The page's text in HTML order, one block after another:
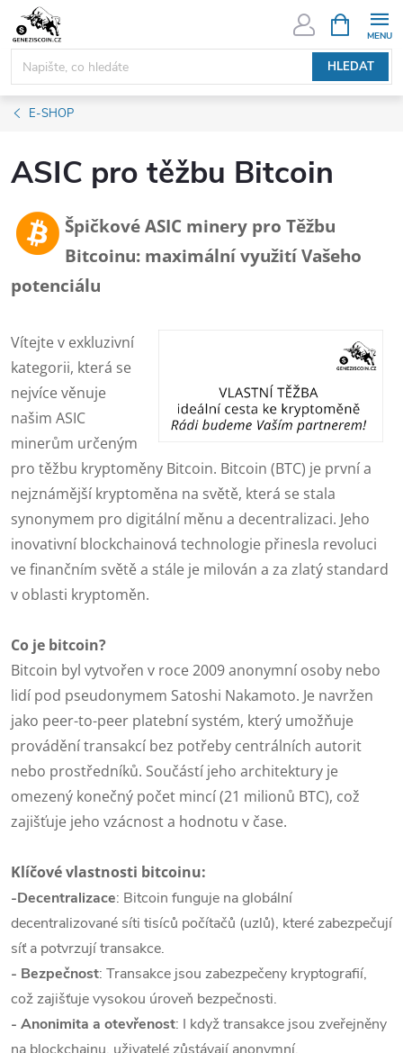
obsah
HLEDAT
NÁKUPNÍ
KOŠÍK
E-SHOP
ASIC pro těžbu Bitcoin
Špičkové ASIC minery pro Těžbu
Bitcoinu: maximální využití Vašeho
potenciálu
Vítejte v exkluzivní
kategorii, která se
nejvíce věnuje
našim ASIC
minerům určeným
pro těžbu kryptoměny Bitcoin. Bitcoin (BTC) je první a
nejznámější kryptoměna na světě, která se stala
synonymem pro digitální měnu a decentralizaci. Jeho
inovativní blockchainová technologie přinesla revoluci
ve finančním světě a stále je milován a za zlatý standard
v oblasti kryptoměn.
Co je bitcoin?
Bitcoin byl vytvořen v roce 2009 anonymní osoby nebo
lidí pod pseudonymem Satoshi Nakamoto. Je navržen
jako peer-to-peer platební systém, který umožňuje
provádění transakcí bez potřeby centrálních autorit
nebo prostředníků. Součástí jeho architektury je
omezený konečný počet mincí (21 milionů BTC), což
zajišťuje jeho vzácnost a hodnotu v čase.
Klíčové vlastnosti bitcoinu:
-Decentralizace: Bitcoin funguje na globální
decentralizované síti tisíců počítačů (uzlů), které zabezpečují
síť a potvrzují transakce.
- Bezpečnost: Transakce jsou zabezpečeny kryptografií,
což zajišťuje vysokou úroveň bezpečnosti.
- Anonimita a otevřenost: I když transakce jsou zveřejněny